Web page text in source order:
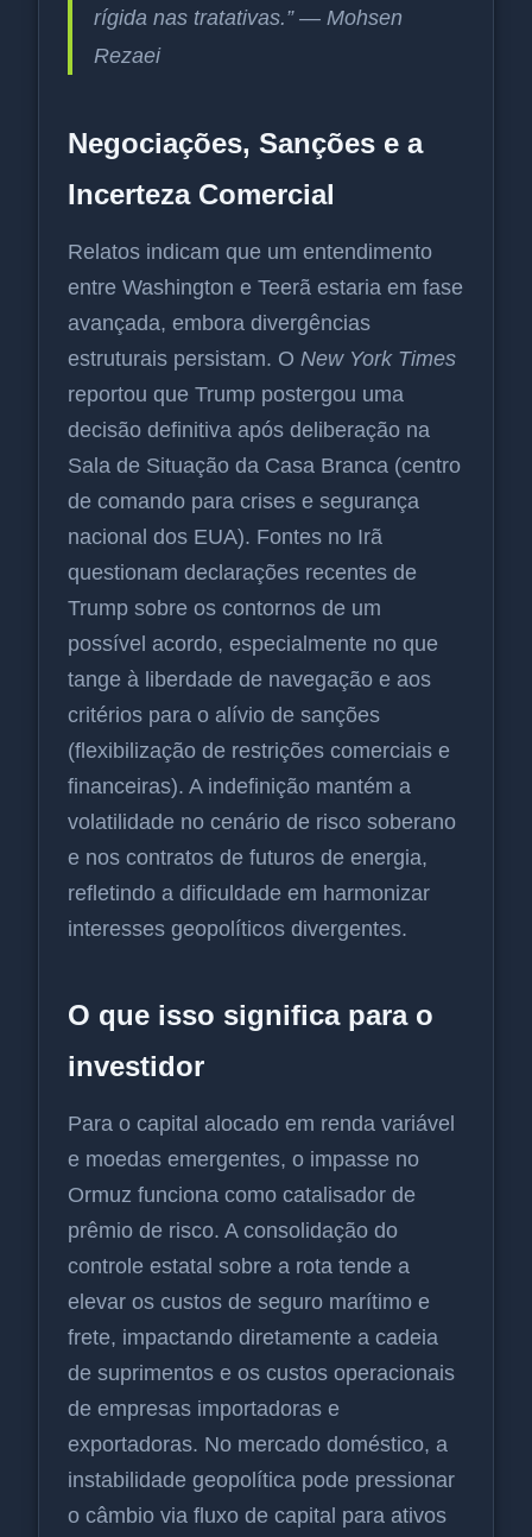
rígida nas tratativas.” — Mohsen
Rezaei
Negociações, Sanções e a
Incerteza Comercial
Relatos indicam que um entendimento
entre Washington e Teerã estaria em fase
avançada, embora divergências
estruturais persistam. O New York Times
reportou que Trump postergou uma
decisão definitiva após deliberação na
Sala de Situação da Casa Branca (centro
de comando para crises e segurança
nacional dos EUA). Fontes no Irã
questionam declarações recentes de
Trump sobre os contornos de um
possível acordo, especialmente no que
tange à liberdade de navegação e aos
critérios para o alívio de sanções
(flexibilização de restrições comerciais e
financeiras). A indefinição mantém a
volatilidade no cenário de risco soberano
e nos contratos de futuros de energia,
refletindo a dificuldade em harmonizar
interesses geopolíticos divergentes.
O que isso significa para o
investidor
Para o capital alocado em renda variável
e moedas emergentes, o impasse no
Ormuz funciona como catalisador de
prêmio de risco. A consolidação do
controle estatal sobre a rota tende a
elevar os custos de seguro marítimo e
frete, impactando diretamente a cadeia
de suprimentos e os custos operacionais
de empresas importadoras e
exportadoras. No mercado doméstico, a
instabilidade geopolítica pode pressionar
o câmbio via fluxo de capital para ativos